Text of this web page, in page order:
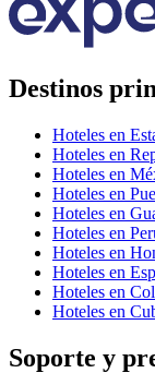
Destinos
Hoteles en
Hoteles en
Hoteles en
Hoteles en
Hoteles en
Hoteles en
Hoteles en
Hoteles en
Hoteles en
Hoteles en
Soporte y